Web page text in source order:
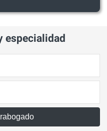
especialidad